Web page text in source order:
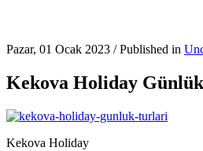
Pazar, 01 Ocak 2023 /Published in
Kekova Holiday
Kekova Holiday